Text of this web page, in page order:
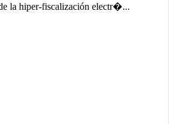
la hiper-fiscalización electr�...